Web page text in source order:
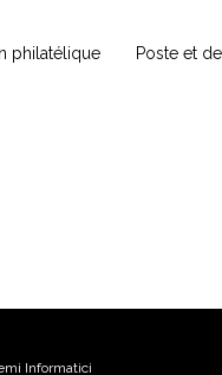
philatélique
Poste et
Informatici